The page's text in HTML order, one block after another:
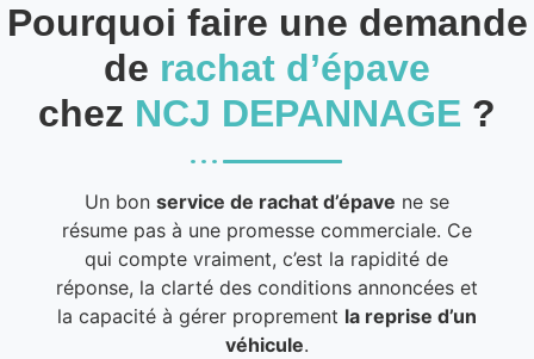
Pourquoi faire une demande
de rachat d’épave
chez NCJ DEPANNAGE ?
Un bon service de rachat d’épave ne se
résume pas à une promesse commerciale. Ce
qui compte vraiment, c’est la rapidité de
réponse, la clarté des conditions annoncées et
la capacité à gérer proprement la reprise d’un
véhicule.